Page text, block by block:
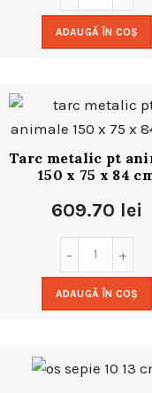
ADAUGĂ ÎN COȘ
Tarc metalic pt
150 x 75 x 84
609.70 lei
ADAUGĂ ÎN COȘ